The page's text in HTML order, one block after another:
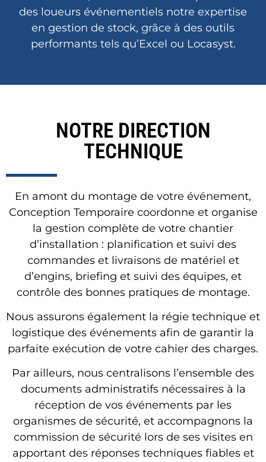
des loueurs événementiels notre expertise
en gestion de stock, grâce à des outils
performants tels qu’Excel ou Locasyst.
NOTRE DIRECTION
TECHNIQUE
En amont du montage de votre événement,
Conception Temporaire coordonne et organise
la gestion complète de votre chantier
d’installation : planification et suivi des
commandes et livraisons de matériel et
d’engins, briefing et suivi des équipes, et
contrôle des bonnes pratiques de montage.
Nous assurons également la régie technique et
logistique des événements afin de garantir la
parfaite exécution de votre cahier des charges.
Par ailleurs, nous centralisons l’ensemble des
documents administratifs nécessaires à la
réception de vos événements par les
organismes de sécurité, et accompagnons la
commission de sécurité lors de ses visites en
apportant des réponses techniques fiables et